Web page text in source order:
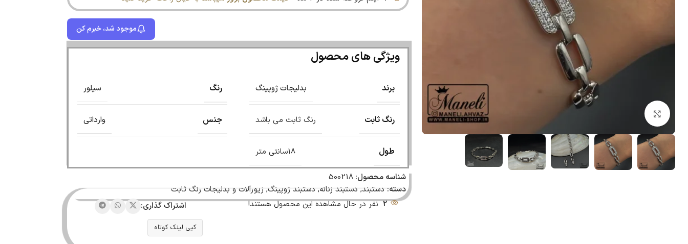
موجود شد، خبرم کن
ویژگی های محصول
برند بدلیجات ژوپینگ رنگ سیلور
رنگ ثابت رنگ ثابت می باشد جنس وارداتی
طول 18سانتی متر
شناسه محصول:500218
دسته: دستبند, دستبند زنانه, دستبند ژوپینگ, زیورآلات و بدلیجات رنگ ثابت
2 نفر در حال مشاهده این محصول هستند! اشتراک گذاری:
کپی لینک کوتاه